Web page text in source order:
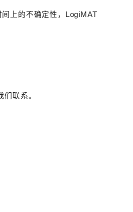
上的不确定性， LogiMAT
联系。